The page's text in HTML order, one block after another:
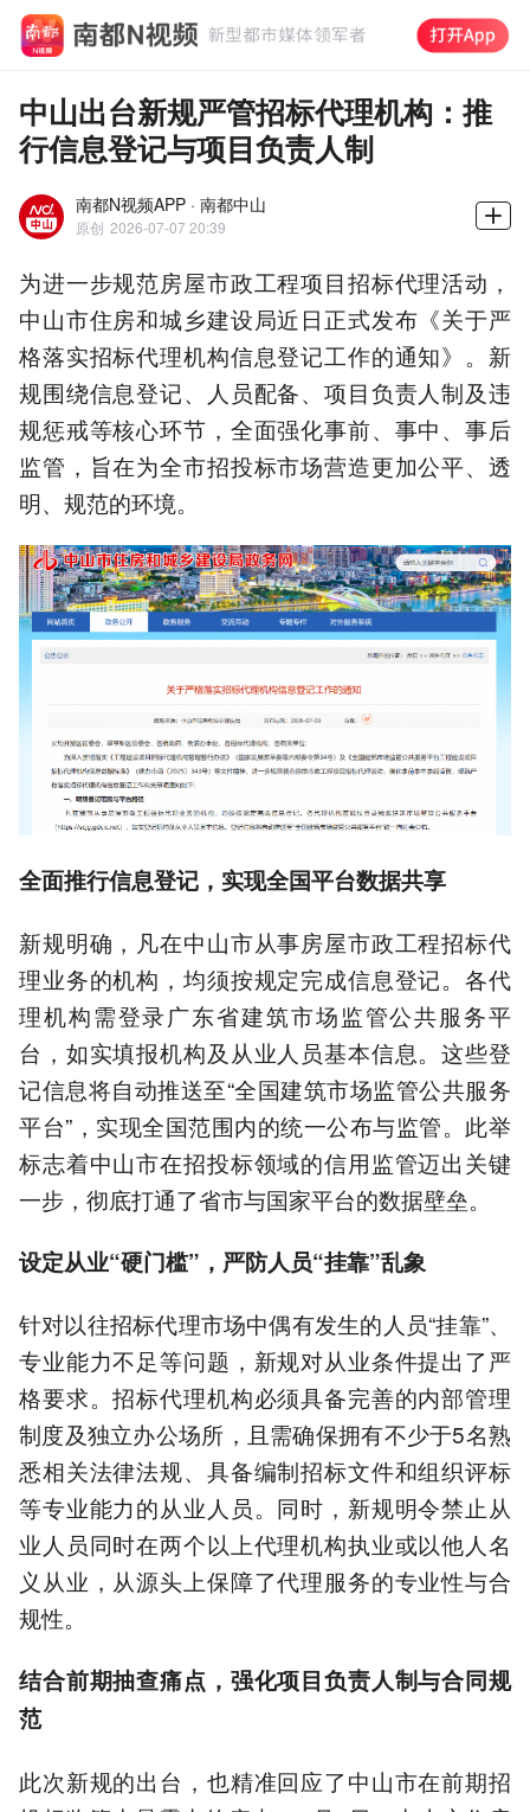
中山出台新规严管招标代理机构：推
行信息登记与项目负责人制
南都N视频APP · 南都中山
原创 2026-07-07 20:39
为进一步规范房屋市政工程项目招标代理活动，
中山市住房和城乡建设局近日正式发布《关于严
格落实招标代理机构信息登记工作的通知》。新
规围绕信息登记、人员配备、项目负责人制及违
规惩戒等核心环节，全面强化事前、事中、事后
监管，旨在为全市招投标市场营造更加公平、透
明、规范的环境。
全面推行信息登记，实现全国平台数据共享
新规明确，凡在中山市从事房屋市政工程招标代
理业务的机构，均须按规定完成信息登记。各代
理机构需登录广东省建筑市场监管公共服务平
台，如实填报机构及从业人员基本信息。这些登
记信息将自动推送至“全国建筑市场监管公共服务
平台”，实现全国范围内的统一公布与监管。此举
标志着中山市在招投标领域的信用监管迈出关键
一步，彻底打通了省市与国家平台的数据壁垒。
设定从业“硬门槛”，严防人员“挂靠”乱象
针对以往招标代理市场中偶有发生的人员“挂靠”、
专业能力不足等问题，新规对从业条件提出了严
格要求。招标代理机构必须具备完善的内部管理
制度及独立办公场所，且需确保拥有不少于5名熟
悉相关法律法规、具备编制招标文件和组织评标
等专业能力的从业人员。同时，新规明令禁止从
业人员同时在两个以上代理机构执业或以他人名
义从业，从源头上保障了代理服务的专业性与合
规性。
结合前期抽查痛点，强化项目负责人制与合同规
范
此次新规的出台，也精准回应了中山市在前期招